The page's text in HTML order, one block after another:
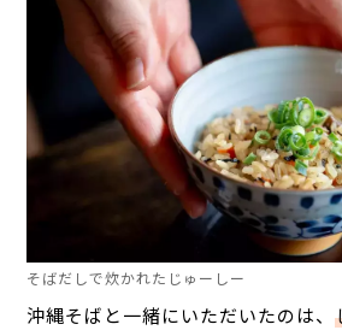
そばだしで炊かれたじゅーしー
沖縄そばと一緒にいただいたのは、